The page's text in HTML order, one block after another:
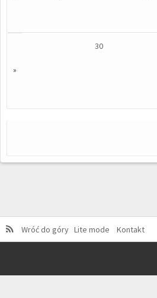
»
30
Wróć do góry Lite mode
Kontakt